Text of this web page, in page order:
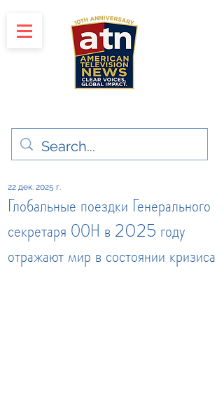
Глобальные поездки Генерального
секретаря ООН в 2025 году
отражают мир в состоянии кризиса
22 дек. 2025 г.